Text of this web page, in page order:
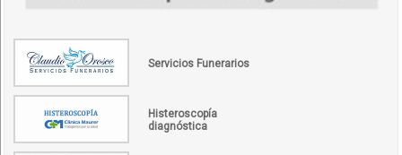
Servicios Funerarios
Histeroscopía
diagnóstica